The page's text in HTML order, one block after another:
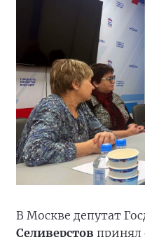
В Москве депутат
Селиверстов принял